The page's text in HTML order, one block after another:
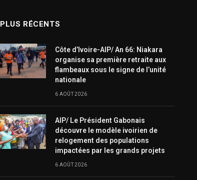
PLUS RÉCENTS
Côte d’Ivoire-AIP/ An 66: Niakara
organise sa première retraite aux
flambeaux sous le signe de l’unité
nationale
6 AOÛT 2026
AIP/ Le Président Gabonais
découvre le modèle ivoirien de
relogement des populations
impactées par les grands projets
6 AOÛT 2026